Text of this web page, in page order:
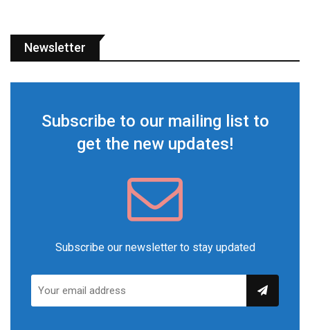
Newsletter
Subscribe to our mailing list to
get the new updates!
Subscribe our newsletter to stay updated